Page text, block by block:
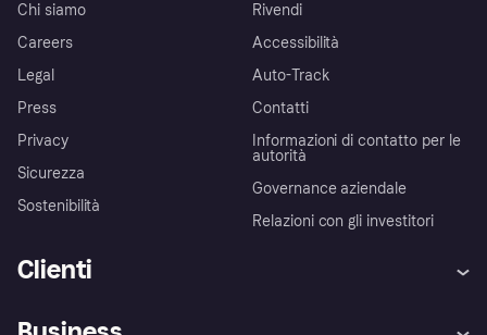
Chi siamo
Careers
Legal
Press
Privacy
Sicurezza
Sostenibilità
Rivendi
Accessibilità
Auto-Track
Contatti
Informazioni di contatto per le
autorità
Governance aziendale
Relazioni con gli investitori
Clienti
Assistenza